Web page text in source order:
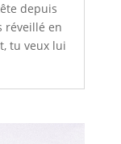
depuis
réveillé en
tu veux lui